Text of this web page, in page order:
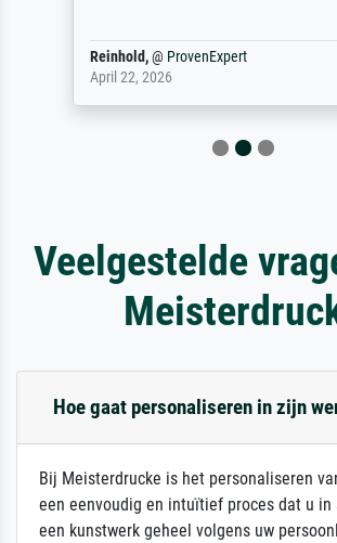
Reinhold,@ ProvenExpert
April 22, 2026
Veelgestelde
Hoe gaat personaliseren in zijn
Bij Meisterdrucke is het personaliseren
een eenvoudig en intuïtief proces dat u
een kunstwerk geheel volgens uw